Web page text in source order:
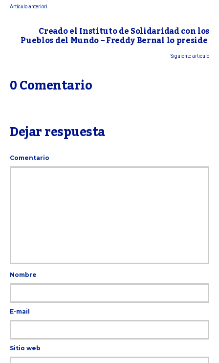
Articulo anteriori
Creado el Instituto de Solidaridad con los
Pueblos del Mundo – Freddy Bernal lo preside
Siguiente articulo
0 Comentario
Dejar respuesta
Comentario
Nombre
E-mail
Sitio web